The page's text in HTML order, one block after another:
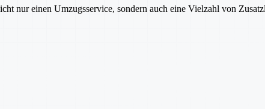
nur einen Umzugsservice, sondern auch eine Vielzahl von